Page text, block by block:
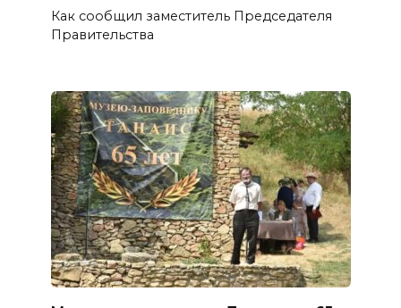
Как сообщил заместитель Председателя
Правительства